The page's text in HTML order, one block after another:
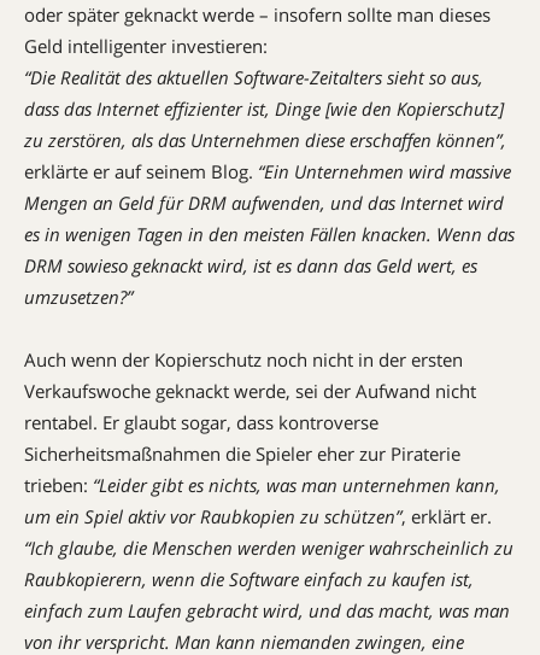
oder später geknackt werde – insofern sollte man dieses
Geld intelligenter investieren:
“Die Realität des aktuellen Software-Zeitalters sieht so aus,
dass das Internet effizienter ist, Dinge [wie den Kopierschutz]
zu zerstören, als das Unternehmen diese erschaffen können”,
erklärte er auf seinem Blog. “Ein Unternehmen wird massive
Mengen an Geld für DRM aufwenden, und das Internet wird
es in wenigen Tagen in den meisten Fällen knacken. Wenn das
DRM sowieso geknackt wird, ist es dann das Geld wert, es
umzusetzen?”
Auch wenn der Kopierschutz noch nicht in der ersten
Verkaufswoche geknackt werde, sei der Aufwand nicht
rentabel. Er glaubt sogar, dass kontroverse
Sicherheitsmaßnahmen die Spieler eher zur Piraterie
trieben: “Leider gibt es nichts, was man unternehmen kann,
um ein Spiel aktiv vor Raubkopien zu schützen”, erklärt er.
“Ich glaube, die Menschen werden weniger wahrscheinlich zu
Raubkopierern, wenn die Software einfach zu kaufen ist,
einfach zum Laufen gebracht wird, und das macht, was man
von ihr verspricht. Man kann niemanden zwingen, eine